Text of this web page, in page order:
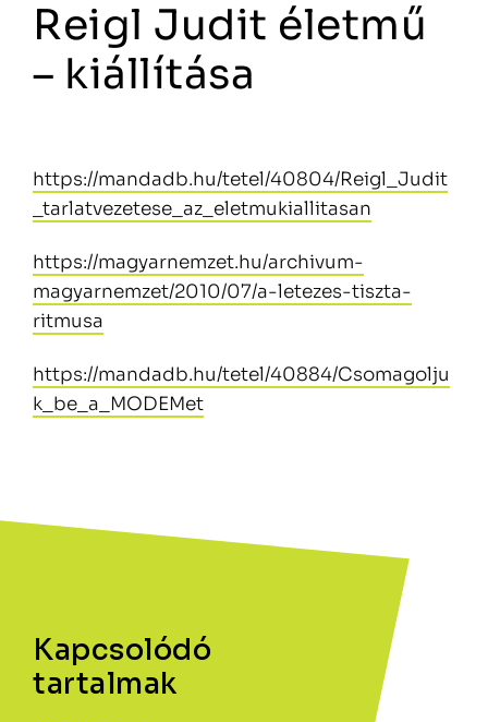
Kapcsolódó
tartalmak
Reigl Judit életmű
– kiállítása
https://mandadb.hu/tetel/40804/Reigl_Judit
_tarlatvezetese_az_eletmukiallitasan
https://magyarnemzet.hu/archivum-
magyarnemzet/2010/07/a-letezes-tiszta-
ritmusa
https://mandadb.hu/tetel/40884/Csomagolju
k_be_a_MODEMet